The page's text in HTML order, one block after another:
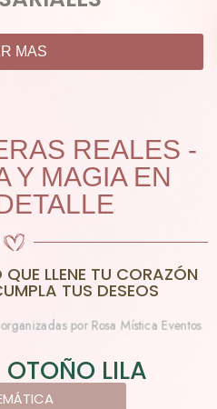
MAS
REALES -
Y MAGIA EN
QUE LLENE TU CORAZÓN
TUS DESEOS
LILA